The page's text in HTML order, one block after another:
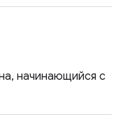
начинающийся с